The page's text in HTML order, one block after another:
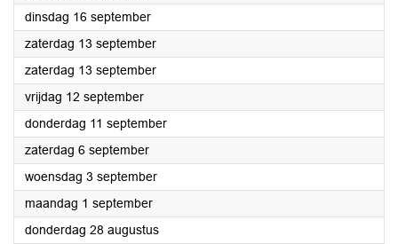
dinsdag 16 september2025
zaterdag 13 september2025
zaterdag 13 september2025
vrijdag 12 september2025
donderdag 11 september2025
zaterdag 6 september2025
woensdag 3 september2025
maandag 1 september2025
donderdag 28 augustus2025